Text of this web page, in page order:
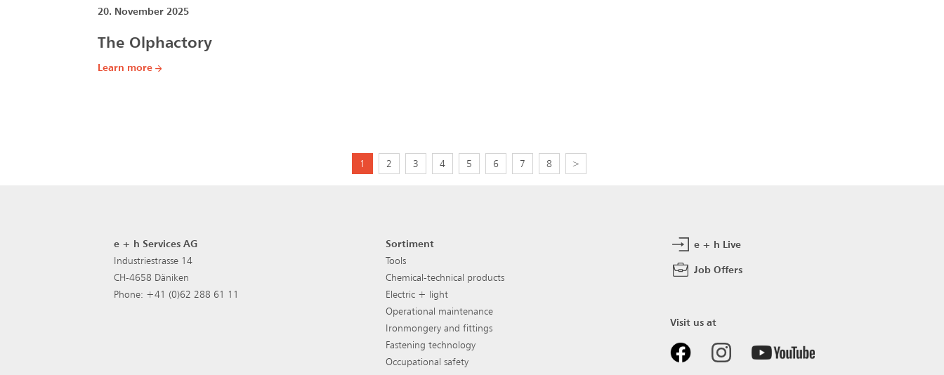
20. November 2025
The Olphactory
Learn more
1 2 3 4 5 6 7 8 >
e + h Services AG
Industriestrasse 14
CH-4658 Däniken
Phone: +41 (0)62 288 61 11
Footer navigation
Sortiment
Tools
Chemical-technical products
Electric + light
Operational maintenance
Ironmongery and fittings
Fastening technology
Occupational safety
e + h Live
Job Offers
Visit us at